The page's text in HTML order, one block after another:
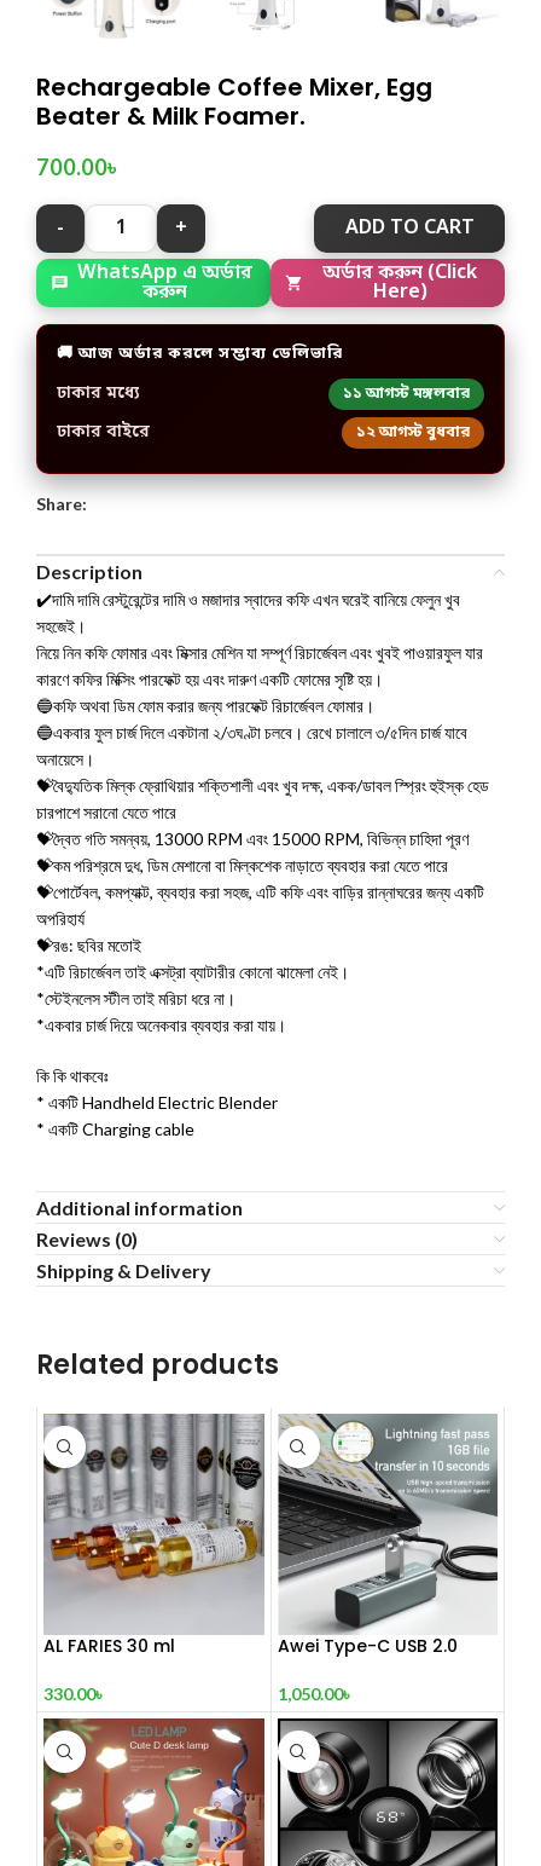
Rechargeable Coffee Mixer, Egg
Beater & Milk Foamer.
700.00৳
ADD TO CART
WhatsApp এ অর্ডার
করুন
অর্ডার করুন (Click
Here)
🚚 আজ অর্ডার করলে সম্ভাব্য ডেলিভারি
ঢাকার মধ্যে ১১ আগস্ট মঙ্গলবার
ঢাকার বাইরে ১২ আগস্ট বুধবার
Share:
Description
✔️দামি দামি রেস্টুরেন্টের দামি ও মজাদার স্বাদের কফি এখন ঘরেই বানিয়ে ফেলুন খুব
সহজেই।
নিয়ে নিন কফি ফোমার এবং মিক্সার মেশিন যা সম্পূর্ণ রিচার্জেবল এবং খুবই পাওয়ারফুল যার
কারণে কফির মিক্সিং পারফেক্ট হয় এবং দারুণ একটি ফোমের সৃষ্টি হয়।
🔵কফি অথবা ডিম ফোম করার জন্য পারফেক্ট রিচার্জেবল ফোমার।
🔵একবার ফুল চার্জ দিলে একটানা ২/৩ঘণ্টা চলবে। রেখে চালালে ৩/৫দিন চার্জ যাবে
অনায়েসে।
💝বৈদ্যুতিক মিল্ক ফ্রোথিয়ার শক্তিশালী এবং খুব দক্ষ, একক/ডাবল স্প্রিং হুইস্ক হেড
চারপাশে সরানো যেতে পারে
💝দ্বৈত গতি সমন্বয়, 13000 RPM এবং 15000 RPM, বিভিন্ন চাহিদা পূরণ
💝কম পরিশ্রমে দুধ, ডিম মেশানো বা মিল্কশেক নাড়াতে ব্যবহার করা যেতে পারে
💝পোর্টেবল, কমপ্যাক্ট, ব্যবহার করা সহজ, এটি কফি এবং বাড়ির রান্নাঘরের জন্য একটি
অপরিহার্য
💝রঙ: ছবির মতোই
*এটি রিচার্জেবল তাই এক্সট্রা ব্যাটারীর কোনো ঝামেলা নেই।
*স্টেইনলেস স্টীল তাই মরিচা ধরে না।
*একবার চার্জ দিয়ে অনেকবার ব্যবহার করা যায়।
কি কি থাকবেঃ
* একটি Handheld Electric Blender
* একটি Charging cable
Additional information
Reviews (0)
Shipping & Delivery
Related products
AL FARIES 30 ml
330.00৳
Awei Type-C USB 2.0
1,050.00৳